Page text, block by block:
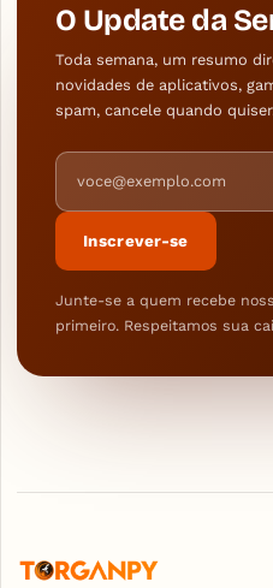
O Update da
Toda semana, um resumo
novidades de aplicativos,
spam, cancele quando
Endereço de e-mail
Inscrever-se
Junte-se a quem recebe
primeiro. Respeitamos sua